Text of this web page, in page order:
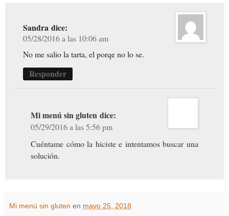
Sandra dice:
05/28/2016 a las 10:06 am
No me salio la tarta, el porqe no lo se.
Responder
Mi menú sin gluten dice:
05/29/2016 a las 5:56 pm
Cuéntame cómo la hiciste e intentamos buscar una
solución.
Mi menú sin gluten en mayo 25, 2018